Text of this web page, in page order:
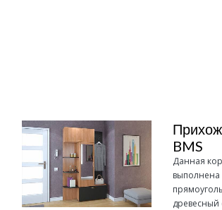
BMS
Данная
выполнена
древесный